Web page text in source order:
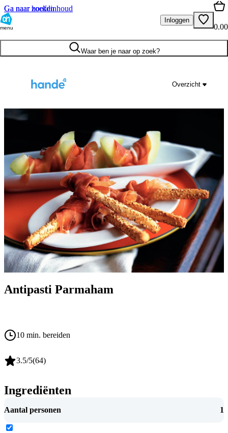
Ga naar hoofdinhoud
Ga naar zoeken
menu
Inloggen
0.00
Waar ben je naar op zoek?
Overzicht
Antipasti Parmaham
10 min. bereiden
3.5/5(64)
Ingrediënten
Aantal personen 1